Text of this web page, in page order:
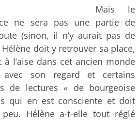
Mais le
ne sera pas une partie de
(sinon, il n’y aurait pas de
doit y retrouver sa place,
l’aise dans cet ancien monde
avec son regard et certains
de lectures « de bourgeoise
qui en est consciente et doit
peu. Hélène a-t-elle tout réglé